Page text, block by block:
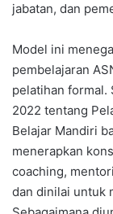
jabatan, dan
Model ini
pembelajaran
pelatihan formal.
2022 tentang
Belajar Mandiri
menerapkan
coaching,
dan dinilai untuk